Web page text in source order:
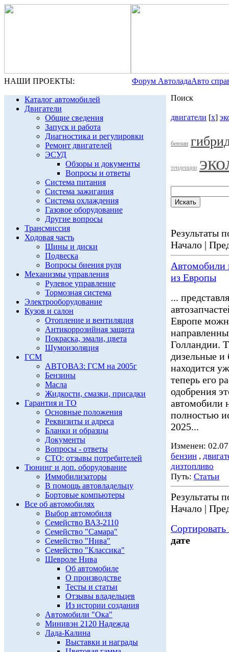
НАШИ ПРОЕКТЫ: Форум АвтоладаАвто
Каталог автомобилей
Двигатели
Общие сведения
Запуск и работа
Диагностика и регулировки
Ремонт двигателей
ЭСУД
Обзоры и документы
Вопросы и ответы
Система питания
Система зажигания
Система охлаждения
Газовое оборудование
Другие вопросы
Трансмиссия
Ходовая часть
Шины и диски
Подвеска
Вопросы биения руля
Механизмы управления
Рулевое управление
Тормозная система
Электрооборудование
Кузов и салон
Отопление и вентиляция
Антикоррозийная защита
Покраска, эмали, цвета
Шумоизоляция
ГСМ
АВТОВАЗ: ГСМ на 2005г
Бензины
Масла
Жидкости, смазки, присадки
Гарантия и ТО
Основные положения
Реквизиты и адреса
Бланки и образцы
Документы
Вопросы - ответы
СТО: отзывы потребителей
Тюнинг и доп. оборудование
Иммобилизаторы
В помощь автовладельцу
Бортовые компьютеры
Все об автомобилях
Выбор автомобиля
Семейство ВАЗ-2110
Семейство "Самара"
Семейство "Нива"
Семейство "Классика"
Шевроле Нива
Об автомобиле
О производстве
Тесты и статьи
Отзывы владельцев
Из истории создания
Автомобили "Ока"
Минивэн 2120 Надежда
Лада-Калина
Выставки и награды
Поиск
двигатели [x]
бензин
тенденции
Результаты
Начало |
Автомобили
из Европы
...
Европе
Голландии.
дизельные
находится
теперь его
одобрения
автомобили
полностью
2025...
Изменен:
бензин ,
дизтопливо
Путь: Статьи
Результаты
Начало |
дате